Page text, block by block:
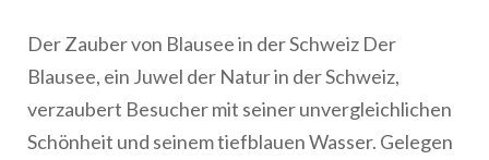
Der Zauber von Blausee in der Schweiz Der
Blausee, ein Juwel der Natur in der Schweiz,
verzaubert Besucher mit seiner unvergleichlichen
Schönheit und seinem tiefblauen Wasser. Gelegen